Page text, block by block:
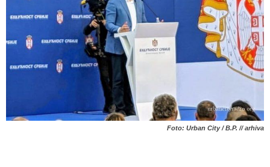
Foto: Urban City / B.P. // arhiva